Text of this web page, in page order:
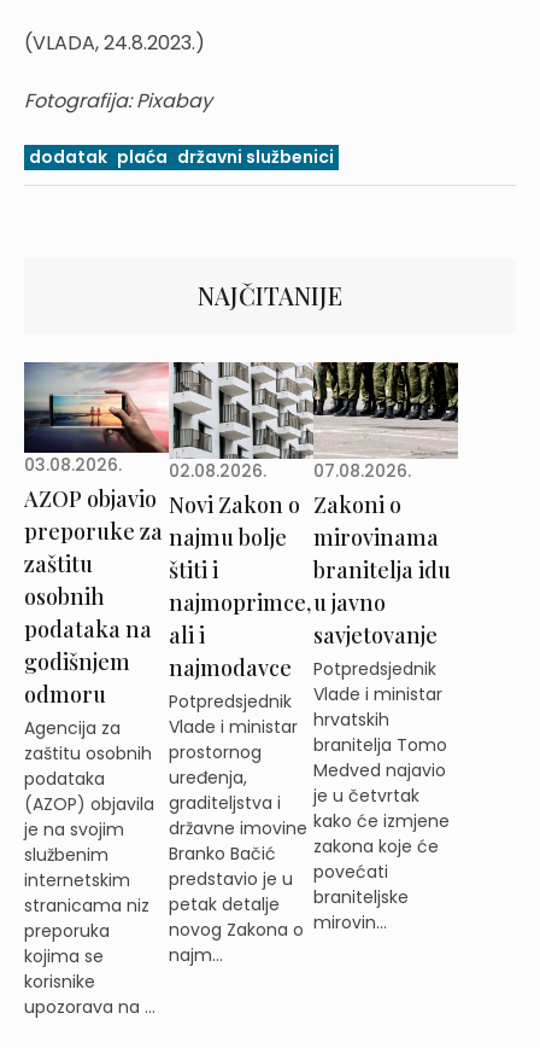
(VLADA, 24.8.2023.)
Fotografija: Pixabay
dodatak plaća državni službenici
NAJČITANIJE
03.08.2026.
AZOP objavio
preporuke za
zaštitu
osobnih
podataka na
godišnjem
odmoru
Agencija za
zaštitu osobnih
podataka
(AZOP) objavila
je na svojim
službenim
internetskim
stranicama niz
preporuka
kojima se
korisnike
upozorava na ...
02.08.2026.
Novi Zakon o
najmu bolje
štiti i
najmoprimce,
ali i
najmodavce
Potpredsjednik
Vlade i ministar
prostornog
uređenja,
graditeljstva i
državne imovine
Branko Bačić
predstavio je u
petak detalje
novog Zakona o
najm...
07.08.2026.
Zakoni o
mirovinama
branitelja idu
u javno
savjetovanje
Potpredsjednik
Vlade i ministar
hrvatskih
branitelja Tomo
Medved najavio
je u četvrtak
kako će izmjene
zakona koje će
povećati
braniteljske
mirovin...